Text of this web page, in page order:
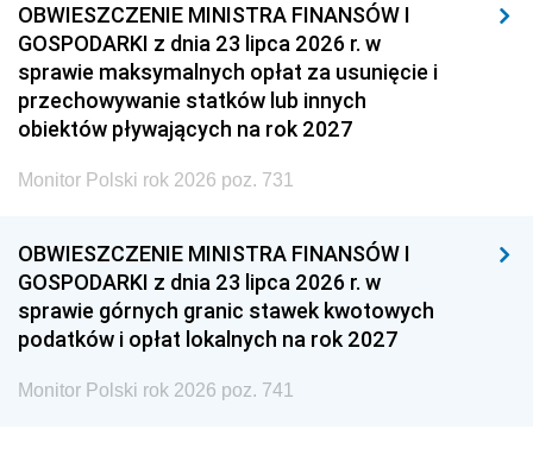
OBWIESZCZENIE MINISTRA FINANSÓW I
GOSPODARKI z dnia 23 lipca 2026 r. w
sprawie maksymalnych opłat za usunięcie i
przechowywanie statków lub innych
obiektów pływających na rok 2027
Monitor Polski rok 2026 poz. 731
OBWIESZCZENIE MINISTRA FINANSÓW I
GOSPODARKI z dnia 23 lipca 2026 r. w
sprawie górnych granic stawek kwotowych
podatków i opłat lokalnych na rok 2027
Monitor Polski rok 2026 poz. 741